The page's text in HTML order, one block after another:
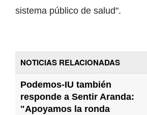
sistema público de salud".
NOTICIAS RELACIONADAS
Podemos-IU también
responde a Sentir Aranda:
"Apoyamos la ronda